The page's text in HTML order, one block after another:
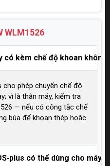
WLM1526
có kèm chế độ khoan
cho phép chuyển chế độ
vì là thân máy, kiểm tra
— nếu có công tắc chế
búa để khoan thép hoặc
có thể dùng cho máy